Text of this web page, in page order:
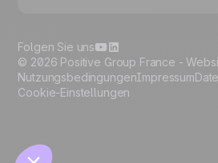
© 2026 Positive Group France -
NutzungsbedingungenImpressum
Cookie-Einstellungen
Folgen Sie uns